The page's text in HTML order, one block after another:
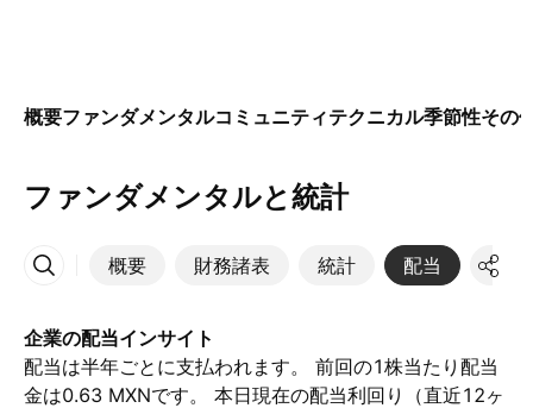
概要ファンダメンタルコミュニティテクニカル季節性その
ファンダメンタルと統計
概要 財務諸表 統計 配当 決算
その他
企業の配当インサイト
配当は半年ごとに支払われます。 前回の1株当たり配当
金は0.63 MXNです。 本日現在の配当利回り（直近12ヶ